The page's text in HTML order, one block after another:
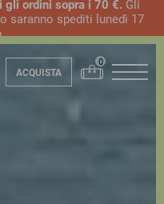
gli ordini sopra i 70 €. Gli
saranno spediti lunedì 17
ACQUISTA